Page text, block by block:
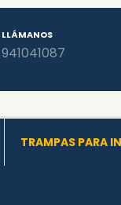
LLÁMANOS
941041087
TRAMPAS PARA